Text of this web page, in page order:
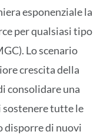
esponenziale la
per qualsiasi tipo
Lo scenario
crescita della
consolidare una
sostenere tutte le
disporre di nuovi